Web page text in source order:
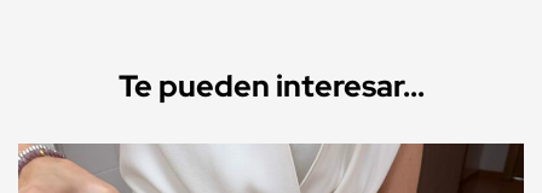
Te pueden interesar...